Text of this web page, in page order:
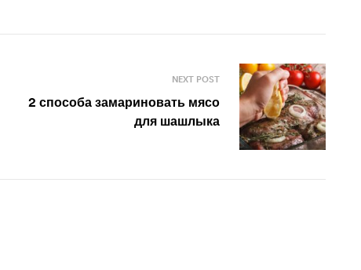
NEXT POST
2 способа замариновать мясо
для шашлыка